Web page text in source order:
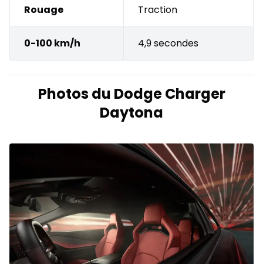
Rouage Traction
0-100 km/h 4,9 secondes
Photos du Dodge Charger
Daytona